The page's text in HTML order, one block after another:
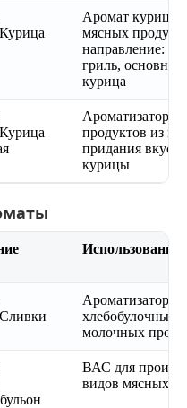
Аромат курицы
мясных
направление:
гриль, основная
курица
Ароматизатор
продуктов из
придания вкуса
курицы
Использование
Ароматизатор
хлебобулочных,
молочных
ВАС для
видов мясных